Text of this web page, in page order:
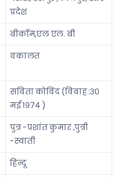
प्रदेश
बीकॉम,एल एल. बी
वकालत
सविता कोविंद (विवाह :३०
मई १९७४ )
पुत्र -प्रशांत कुमार ,पुत्री
-स्वाती
हिन्दू